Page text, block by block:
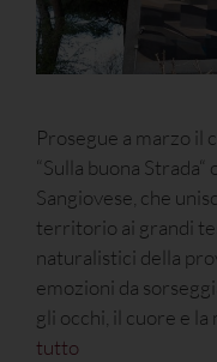
Prosegue a marzo il
“Sulla buona
Sangiovese, che
territorio ai grandi
naturalistici della
emozioni da
gli occhi, il cuore e
tutto